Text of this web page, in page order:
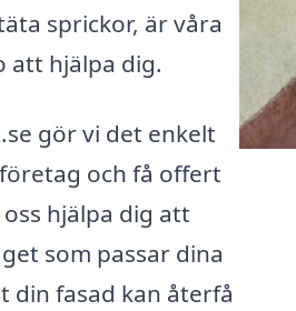
sprickor, är våra
att hjälpa dig.
gör vi det enkelt
och få offert
hjälpa dig att
som passar dina
din fasad kan återfå